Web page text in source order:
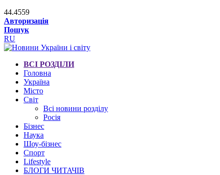
44.4559
Авторизація
Пошук
RU
ВСІ РОЗДІЛИ
Головна
Україна
Місто
Світ
Всі новини розділу
Росія
Бізнес
Наука
Шоу-бізнес
Спорт
Lifestyle
БЛОГИ ЧИТАЧІВ